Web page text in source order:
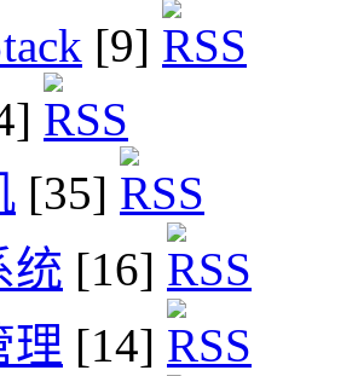
[9]
[35]
统 [16]
理 [14]